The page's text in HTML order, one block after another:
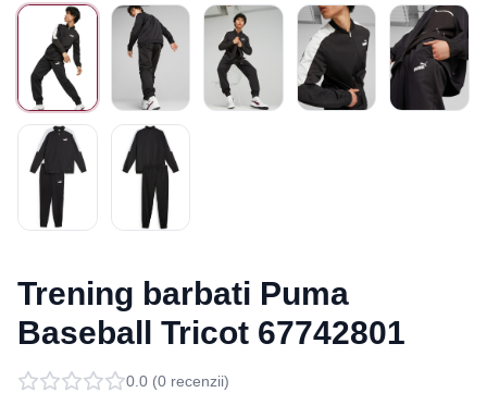
Trening barbati Puma
Baseball Tricot 67742801
0.0 (0 recenzii)